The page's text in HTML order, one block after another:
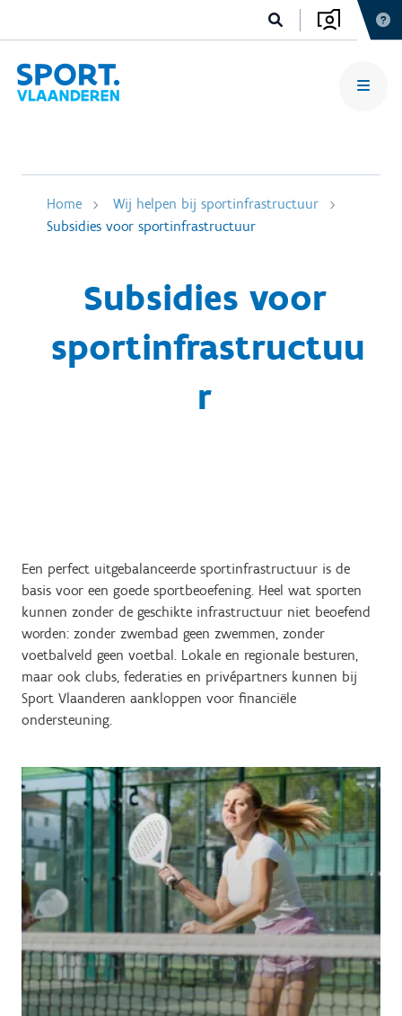
Home
Wij helpen bij sportinfrastructuur
Subsidies voor sportinfrastructuur
Subsidies voor
sportinfrastructuu
r
Een perfect uitgebalanceerde sportinfrastructuur is de
basis voor een goede sportbeoefening. Heel wat sporten
kunnen zonder de geschikte infrastructuur niet beoefend
worden: zonder zwembad geen zwemmen, zonder
voetbalveld geen voetbal. Lokale en regionale besturen,
maar ook clubs, federaties en privépartners kunnen bij
Sport Vlaanderen aankloppen voor financiële
ondersteuning.